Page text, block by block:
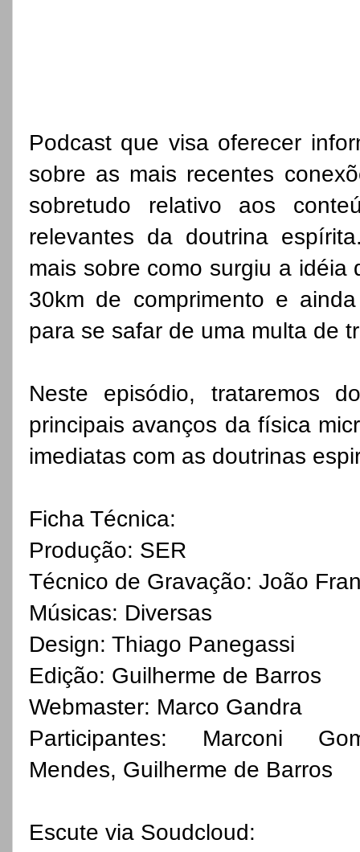
Podcast que visa oferecer
sobre as mais recentes
sobretudo relativo aos
relevantes da doutrina
mais sobre como surgiu a
30km de comprimento e
para se safar de uma multa de
Neste episódio, trataremos
principais avanços da física
imediatas com as doutrinas
Ficha Técnica:
Produção: SER
Técnico de Gravação: João
Músicas: Diversas
Design: Thiago Panegassi
Edição: Guilherme de Barros
Webmaster: Marco Gandra
Participantes: Marconi
Mendes, Guilherme de Barros
Escute via Soudcloud: